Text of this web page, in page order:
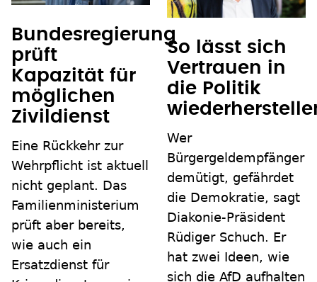
Bundesregierung
prüft
Kapazität für
möglichen
Zivildienst
Eine Rückkehr zur
Wehrpflicht ist aktuell
nicht geplant. Das
Familienministerium
prüft aber bereits,
wie auch ein
Ersatzdienst für
So lässt sich
Vertrauen in
die Politik
Wer
Bürgergeldempfänger
demütigt, gefährdet
die Demokratie, sagt
Diakonie-Präsident
Rüdiger Schuch. Er
hat zwei Ideen, wie
sich die AfD aufhalten